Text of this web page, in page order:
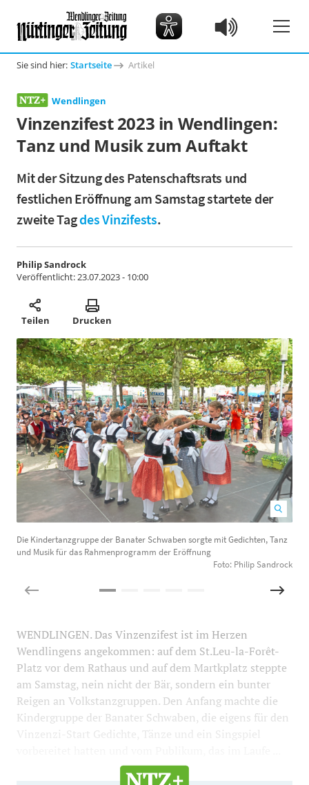
Sie sind hier: Startseite Artikel
Wendlingen
Vinzenzifest 2023 in Wendlingen:
Tanz und Musik zum Auftakt
Mit der Sitzung des Patenschaftsrats und
festlichen Eröffnung am Samstag startete der
zweite Tagdes Vinzifests.
Philip Sandrock
Veröffentlicht:23.07.2023 - 10:00
Teilen Drucken
Die Kindertanzgruppe der Banater Schwaben sorgte mit Gedichten, Tanz
und Musik für das Rahmenprogramm der Eröffnung
Foto: Philip Sandrock
WENDLINGEN. Das Vinzenzifest ist im Herzen
Wendlingens angekommen: auf dem St.Leu-la-Forêt-
Platz vor dem Rathaus und auf dem Martkplatz steppte
am Samstag, nein nicht der Bär, sondern ein bunter
Reigen an Volkstanzgruppen. Den Anfang machte die
Kindergruppe der Banater Schwaben, die eigens für den
Vinzenzi-Start Gedichte, Tänze und ein Singspiel